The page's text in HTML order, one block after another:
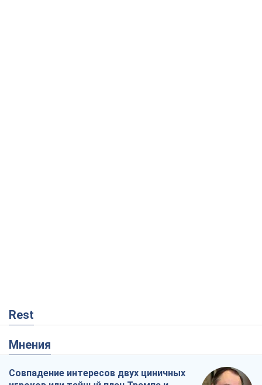
Rest
Мнения
Совпадение интересов двух циничных